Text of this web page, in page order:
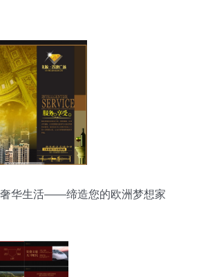
华生活——缔造您的欧洲梦想家